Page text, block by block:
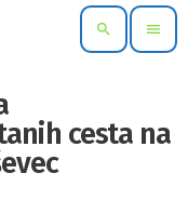
search menu
cesta na